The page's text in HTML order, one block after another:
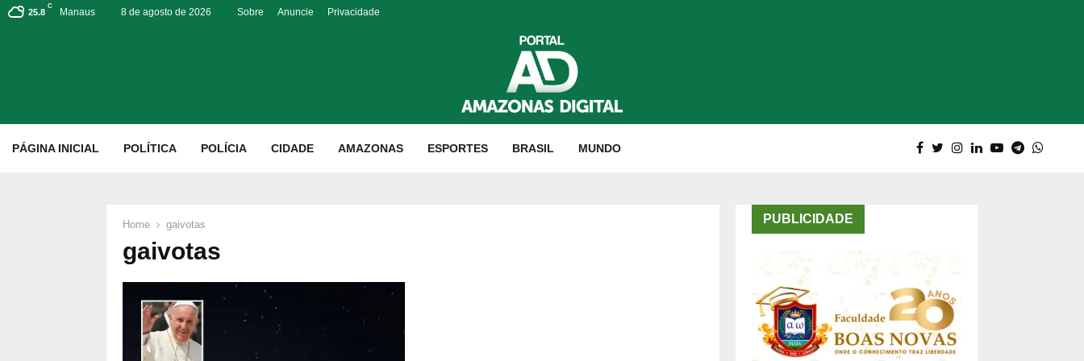
25.8
C
Manaus 8 de agosto de 2026 Sobre Anuncie Privacidade
PÁGINA INICIAL POLÍTICA POLÍCIA CIDADE AMAZONAS ESPORTES BRASIL MUNDO
Home gaivotas
gaivotas
PUBLICIDADE